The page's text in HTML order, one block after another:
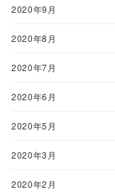
2020年9月
2020年8月
2020年7月
2020年6月
2020年5月
2020年3月
2020年2月